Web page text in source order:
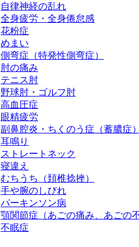
自律神経の乱れ
全身疲労・全身倦怠感
花粉症
めまい
側弯症（特発性側弯症）
肘の痛み
テニス肘
野球肘・ゴルフ肘
高血圧症
眼精疲労
副鼻腔炎・ちくのう症（蓄膿症
耳鳴り
ストレートネック
寝違え
むちうち（頚椎捻挫）
手や腕のしびれ
パーキンソン病
顎関節症（あごの痛み、あごの
不眠症